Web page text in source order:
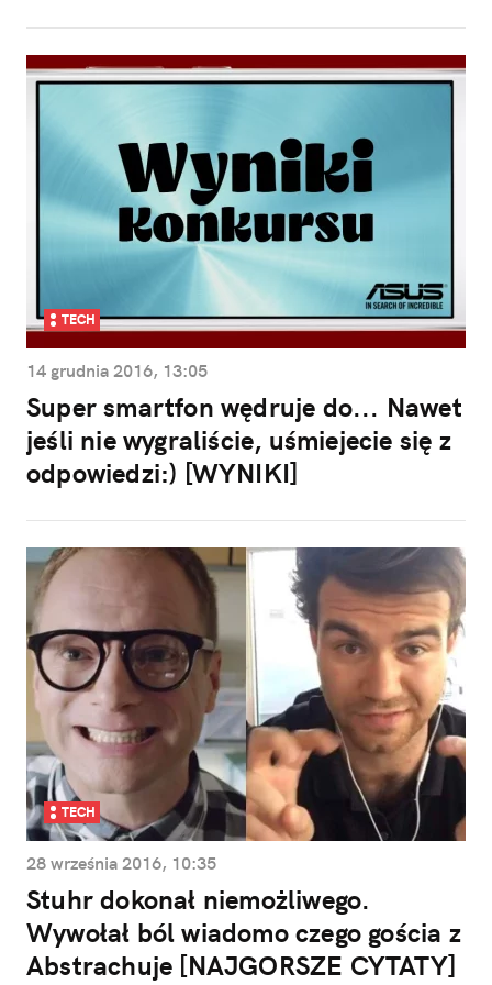
TECH
14 grudnia 2016, 13:05
Super smartfon wędruje do... Nawet
jeśli nie wygraliście, uśmiejecie się z
odpowiedzi:) [WYNIKI]
TECH
28 września 2016, 10:35
Stuhr dokonał niemożliwego.
Wywołał ból wiadomo czego gościa z
Abstrachuje [NAJGORSZE CYTATY]